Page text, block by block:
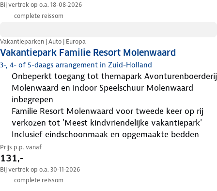
Bij vertrek op o.a. 18-08-2026
complete reissom
Vakantiepark Familie Resort Molenwaard
Vakantieparken | Auto | Europa
3-, 4- of 5-daags arrangement in Zuid-Holland
onbeperkt toegang tot themapark Avonturenboerderij
Molenwaard en indoor Speelschuur Molenwaard
inbegrepen
Familie Resort Molenwaard voor tweede keer op rij
verkozen tot 'Meest kindvriendelijke vakantiepark'
inclusief eindschoonmaak en opgemaakte bedden
Prijs p.p. vanaf
131,-
Bij vertrek op o.a. 30-11-2026
complete reissom